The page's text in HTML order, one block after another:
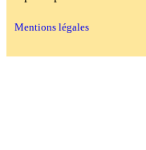
Mentions légales